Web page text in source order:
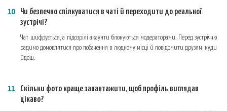
Чи безпечно спілкуватися в чаті й переходити до реальної
зустрічі?
Чат шифрується, а підозрілі акаунти блокуються модераторами. Перед зустріччю
радимо домовлятися про побачення в людному місці й повідомити друзям, куди
йдеш.
Скільки фото краще завантажити, щоб профіль виглядав
цікаво?